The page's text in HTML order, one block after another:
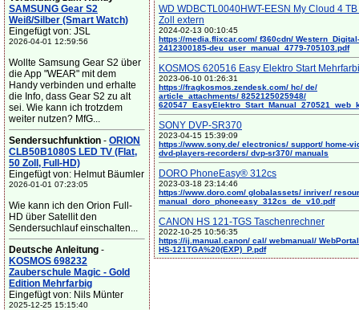
SAMSUNG Gear S2
Weiß/Silber (Smart Watch)
Eingefügt von: JSL
2026-04-01 12:59:56
Wollte Samsung Gear S2 über
die App "WEAR" mit dem
Handy verbinden und erhalte
die Info, dass Gear S2 zu alt
sei. Wie kann ich trotzdem
weiter nutzen? MfG...
Sendersuchfunktion - ORION
CLB50B1080S LED TV (Flat,
50 Zoll, Full-HD)
Eingefügt von: Helmut Bäumler
2026-01-01 07:23:05
Wie kann ich den Orion Full-
HD über Satellit den
Sendersuchlauf einschalten...
Deutsche Anleitung -
KOSMOS 698232
Zauberschule Magic - Gold
Edition Mehrfarbig
Eingefügt von: Nils Münter
2025-12-25 15:15:40
WD WDBCTL0040HWT-EESN My Cloud 4
Zoll extern
2024-02-13 00:10:45
https://media.flixcar.com/ f360cdn/ Western_Digital-
2412300185-deu_user_manual_4779-705103.pdf
KOSMOS 620516 Easy Elektro Start
2023-06-10 01:26:31
https://fragkosmos.zendesk.com/ hc/ de/
article_attachments/ 8252125025948/
SONY DVP-SR370
2023-04-15 15:39:09
https://www.sony.de/ electronics/ support/ home-
dvd-players-recorders/ dvp-sr370/ manuals
DORO PhoneEasy® 312cs
2023-03-18 23:14:46
https://www.doro.com/ globalassets/ inriver/
manual_doro_phoneeasy_312cs_de_v10.pdf
CANON HS 121-TGS Taschenrechner
2022-10-25 10:56:35
https://ij.manual.canon/ cal/ webmanual/
HS-121TGA%20(EXP)_P.pdf